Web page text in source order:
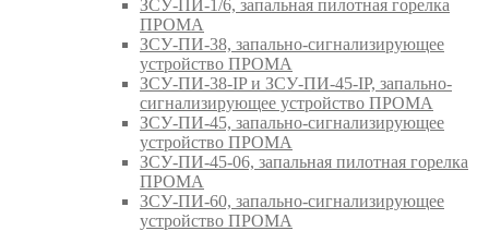
ЗСУ-ПИ-1/6, запальная пилотная горелка
ПРОМА
ЗСУ-ПИ-38, запально-сигнализирующее
устройство ПРОМА
ЗСУ-ПИ-38-IP и ЗСУ-ПИ-45-IP, запально-
сигнализирующее устройство ПРОМА
ЗСУ-ПИ-45, запально-сигнализирующее
устройство ПРОМА
ЗСУ-ПИ-45-06, запальная пилотная горелка
ПРОМА
ЗСУ-ПИ-60, запально-сигнализирующее
устройство ПРОМА